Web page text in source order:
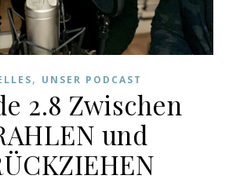
, UNSER PODCAST
2.8 Zwischen
und